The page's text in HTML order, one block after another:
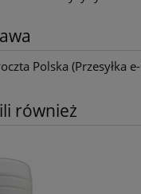
Polska (Przesyłka
również